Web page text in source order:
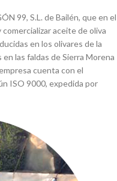
99, S.L. de Bailén, que en el
aceite de oliva
en los olivares de la
las faldas de Sierra Morena
cuenta con el
ISO 9000, expedida por